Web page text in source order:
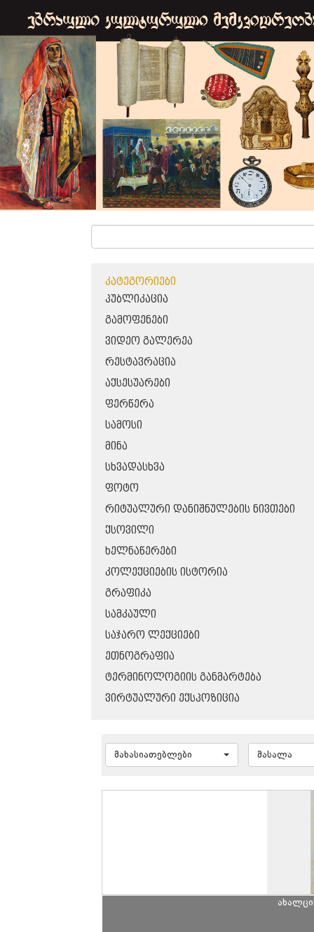
ᲙᲐᲢᲔᲒᲝᲠᲘᲔᲑᲘ
ᲞᲣᲑᲚᲘᲙᲐᲪᲘᲐ
ᲒᲐᲛᲝᲤᲔᲜᲔᲑᲘ
ᲕᲘᲓᲔᲝ ᲒᲐᲚᲔᲠᲔᲐ
ᲠᲔᲡᲢᲐᲕᲠᲐᲪᲘᲐ
ᲐᲥᲡᲔᲡᲣᲐᲠᲔᲑᲘ
ᲤᲔᲠᲬᲔᲠᲐ
ᲡᲐᲛᲝᲡᲘ
ᲛᲘᲜᲐ
ᲡᲮᲕᲐᲓᲐᲡᲮᲕᲐ
ᲤᲝᲢᲝ
ᲠᲘᲢᲣᲐᲚᲣᲠᲘ ᲓᲐᲜᲘᲨᲜᲣᲚᲔᲑᲘᲡ ᲜᲘᲕᲗᲔᲑᲘ
ᲥᲡᲝᲕᲘᲚᲘ
ᲮᲔᲚᲜᲐᲬᲔᲠᲔᲑᲘ
ᲙᲝᲚᲔᲥᲪᲘᲔᲑᲘᲡ ᲘᲡᲢᲝᲠᲘᲐ
ᲒᲠᲐᲤᲘᲙᲐ
ᲡᲐᲛᲙᲐᲣᲚᲘ
ᲡᲐᲯᲐᲠᲝ ᲚᲔᲥᲪᲘᲔᲑᲘ
ᲔᲗᲜᲝᲒᲠᲐᲤᲘᲐ
ᲢᲔᲠᲛᲘᲜᲝᲚᲝᲒᲘᲘᲡ ᲒᲐᲜᲛᲐᲠᲢᲔᲑᲐ
ᲕᲘᲠᲢᲣᲐᲚᲣᲠᲘ ᲔᲥᲡᲞᲝᲖᲘᲪᲘᲐ
მახასიათებლები მასალა